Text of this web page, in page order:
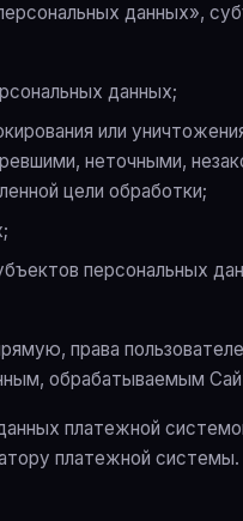
данных»,
данных;
или
неточными,
цели обработки;
персональных
права
обрабатываемым
платежной
платежной системы.